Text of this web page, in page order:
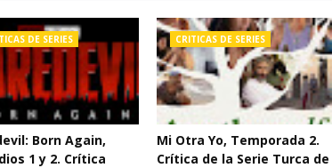
DE SERIES
Born Again,
1 y 2. Crítica
CRITICAS DE SERIES
Mi Otra Yo, Temporada 2.
Crítica de la Serie Turca de